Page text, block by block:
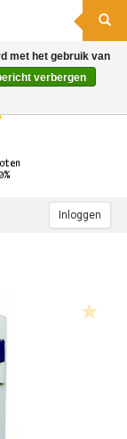
Inloggen
met het gebruik van
verbergen